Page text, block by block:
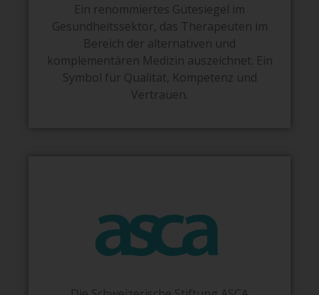
Ein renommiertes Gütesiegel im
Gesundheitssektor, das Therapeuten im
Bereich der alternativen und
komplementären Medizin auszeichnet. Ein
Symbol für Qualität, Kompetenz und
Vertrauen.